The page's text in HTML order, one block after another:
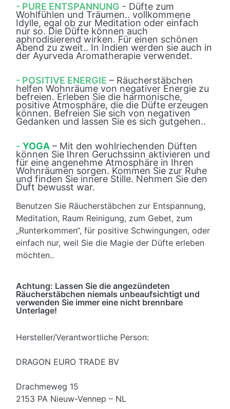
- PURE ENTSPANNUNG - Düfte zum
Wohlfühlen und Träumen.. vollkommene
Idylle, egal ob zur Meditation oder einfach
nur so. Die Düfte können auch
aphrodisierend wirken. Für einen schönen
Abend zu zweit.. In Indien werden sie auch in
der Ayurveda Aromatherapie verwendet.
- POSITIVE ENERGIE – Räucherstäbchen
helfen Wohnräume von negativer Energie zu
befreien. Erleben Sie die harmonische,
positive Atmosphäre, die die Düfte erzeugen
können. Befreien Sie sich von negativen
Gedanken und lassen Sie es sich gutgehen..
- YOGA – Mit den wohlriechenden Düften
können Sie Ihren Geruchssinn aktivieren und
für eine angenehme Atmosphäre in Ihren
Wohnräumen sorgen. Kommen Sie zur Ruhe
und finden Sie innere Stille. Nehmen Sie den
Duft bewusst war.
Benutzen Sie Räucherstäbchen zur Entspannung,
Meditation, Raum Reinigung, zum Gebet, zum
„Runterkommen“, für positive Schwingungen, oder
einfach nur, weil Sie die Magie der Düfte erleben
möchten..
Achtung: Lassen Sie die angezündeten
Räucherstäbchen niemals unbeaufsichtigt und
verwenden Sie immer eine nicht brennbare
Unterlage!
Hersteller/Verantwortliche Person:
DRAGON EURO TRADE BV
Drachmeweg 15
2153 PA Nieuw-Vennep – NL